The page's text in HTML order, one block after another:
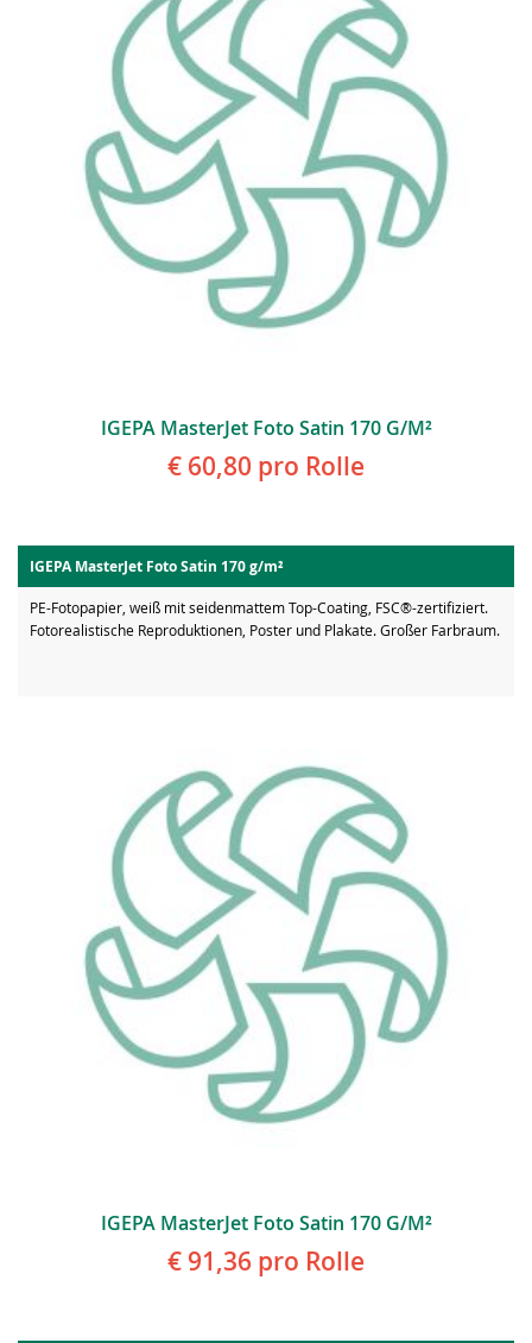
IGEPA MasterJet Foto Satin 170 G/m²
€ 60,80 pro Rolle
IGEPA MasterJet Foto Satin 170 g/m²
PE-Fotopapier, weiß mit seidenmattem Top-Coating, FSC®-zertifiziert.
Fotorealistische Reproduktionen, Poster und Plakate. Großer Farbraum.
IGEPA MasterJet Foto Satin 170 G/m²
€ 91,36 pro Rolle